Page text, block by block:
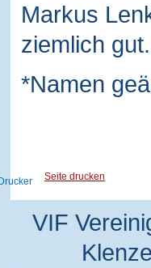
Markus
ziemlich gut.
*Namen
Seite drucken
VIF